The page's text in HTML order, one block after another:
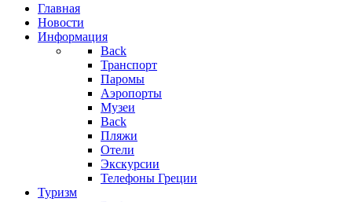
Главная
Новости
Информация
Back
Транспорт
Паромы
Аэропорты
Музеи
Back
Пляжи
Отели
Экскурсии
Телефоны Греции
Туризм